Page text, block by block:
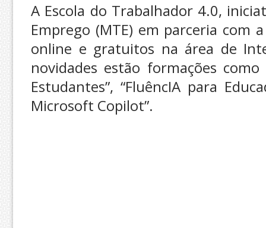
A Escola do Trabalhador 4.0,
Emprego (MTE) em parceria com
online e gratuitos na área de
novidades estão formações como
Estudantes”, “FluêncIA para
Microsoft Copilot”.